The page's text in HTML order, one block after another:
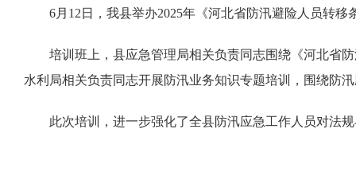
6月12日，我县举办2025年《河北省防汛避险人员转
培训班上，县应急管理局相关负责同志围绕《河北省
水利局相关负责同志开展防汛业务知识专题培训，围绕防
此次培训，进一步强化了全县防汛应急工作人员对法